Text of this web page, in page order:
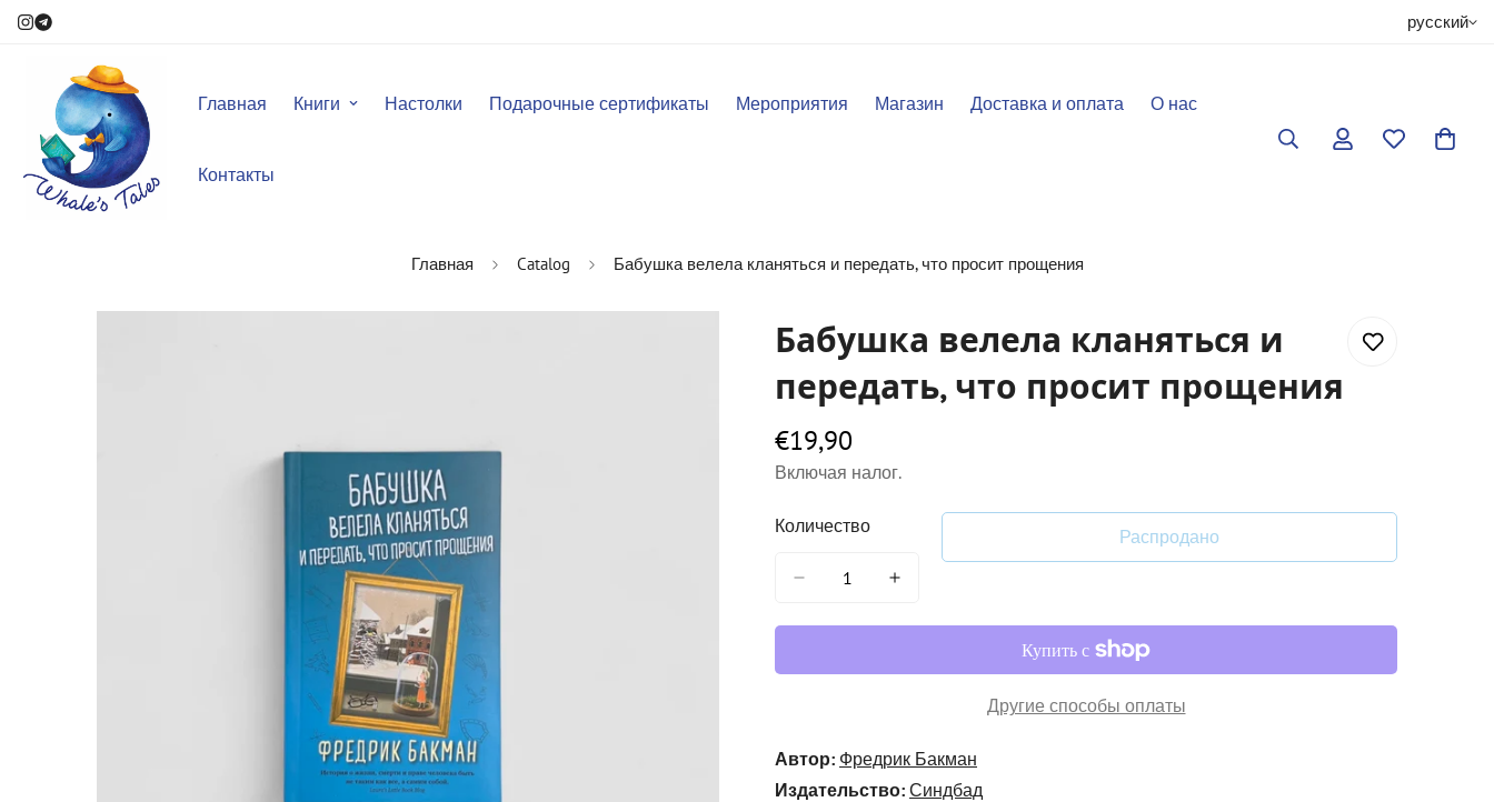
русский
Главная Книги Настолки Подарочные сертификаты Мероприятия Магазин Доставка и оплата О нас
Контакты
Главная Catalog Бабушка велела кланяться и передать, что просит прощения
Бабушка велела кланяться и
передать, что просит прощения
Обычная
цена
€19,90
Включая налог.
Количество Распродано
Другие способы оплаты
Автор: Фредрик Бакман
Издательство: Синдбад